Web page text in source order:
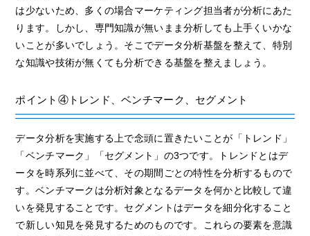
は少ないため、多くの場合マーケティング担当者が分析にあた
ります。しかし、専門知識が無いまま分析しても上手くいかな
いことが多いでしょう。そこでデータ分析基盤を整えて、特別
な知識や技術が無くても分析できる基盤を整えましょう。
ポイント④トレンド、ベンチマーク、セグメント
データ分析を実施する上で念頭に置きたいことが「トレンド」
「ベンチマーク」「セグメント」の3つです。トレンドとはデ
ータを時系列に並べて、その期間ごとの特性を分析するもので
す。ベンチマークは分析対象となるデータを何かと比較して違
いを発見することです。セグメントはデータを細分化すること
で新しい知見を発見するためのものです。これらの要素を意識